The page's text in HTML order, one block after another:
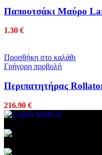
Παπουτσάκι Μαύρο
1.30 €
Προσθήκη στο καλάθι
Γρήγορη προβολή
Περιπατητήρας
216.90 €